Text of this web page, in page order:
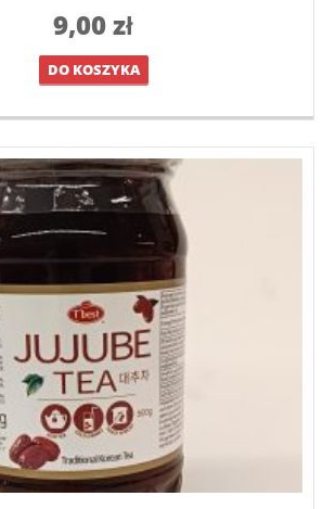
9,00zł
DO KOSZYKA